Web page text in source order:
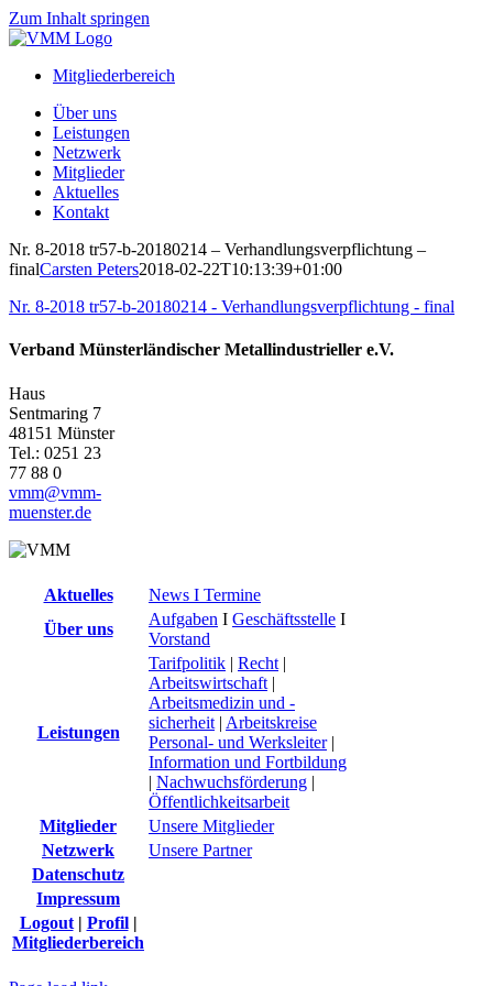
Zum Inhalt springen
Mitgliederbereich
Über uns
Leistungen
Netzwerk
Mitglieder
Aktuelles
Kontakt
Nr. 8-2018 tr57-b-20180214 – Verhandlungsverpflichtung –
finalCarsten Peters2018-02-22T10:13:39+01:00
Nr. 8-2018 tr57-b-20180214 - Verhandlungsverpflichtung - final
Verband Münsterländischer Metallindustrieller e.V.
Haus
Sentmaring 7
48151 Münster
Tel.: 0251 23
77 88 0
vmm@vmm-
muenster.de
Aktuelles
News I Termine
Über uns
Aufgaben I Geschäftsstelle I
Vorstand
Leistungen
Tarifpolitik | Recht |
Arbeitswirtschaft |
Arbeitsmedizin und -
sicherheit | Arbeitskreise
Personal- und Werksleiter|
Information und Fortbildung
| Nachwuchsförderung |
Öffentlichkeitsarbeit
Mitglieder
Unsere Mitglieder
Netzwerk
Unsere Partner
Datenschutz
Impressum
Logout| Profil|
Mitgliederbereich